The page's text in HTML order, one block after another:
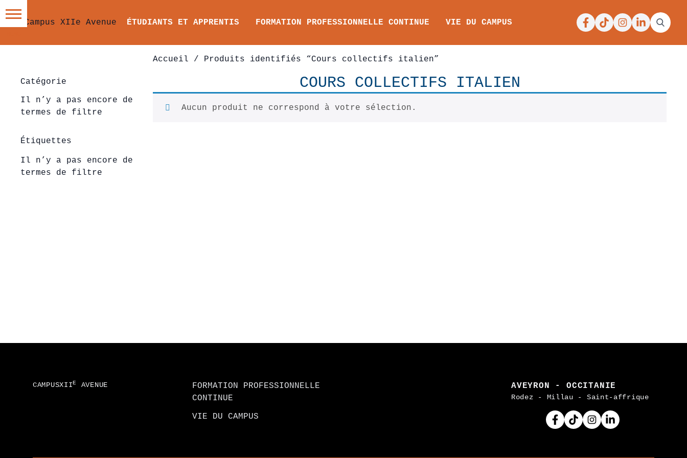
ÉTUDIANTS ET APPRENTIS FORMATION PROFESSIONNELLE CONTINUE VIE DU CAMPUS Facebook
TiktokInstagram
Linkedin
Accueil / Produits identifiés “Cours collectifs italien”
COURS COLLECTIFS ITALIEN
Aucun produit ne correspond à votre sélection.
Catégorie
Il n’y a pas encore de
termes de filtre
Étiquettes
Il n’y a pas encore de
termes de filtre
CAMPUSXIIE AVENUE
FORMATION PROFESSIONNELLE
CONTINUE
VIE DU CAMPUS
AVEYRON - OCCITANIE
Rodez - Millau - Saint-affrique
Facebook
TiktokInstagram
Linkedin